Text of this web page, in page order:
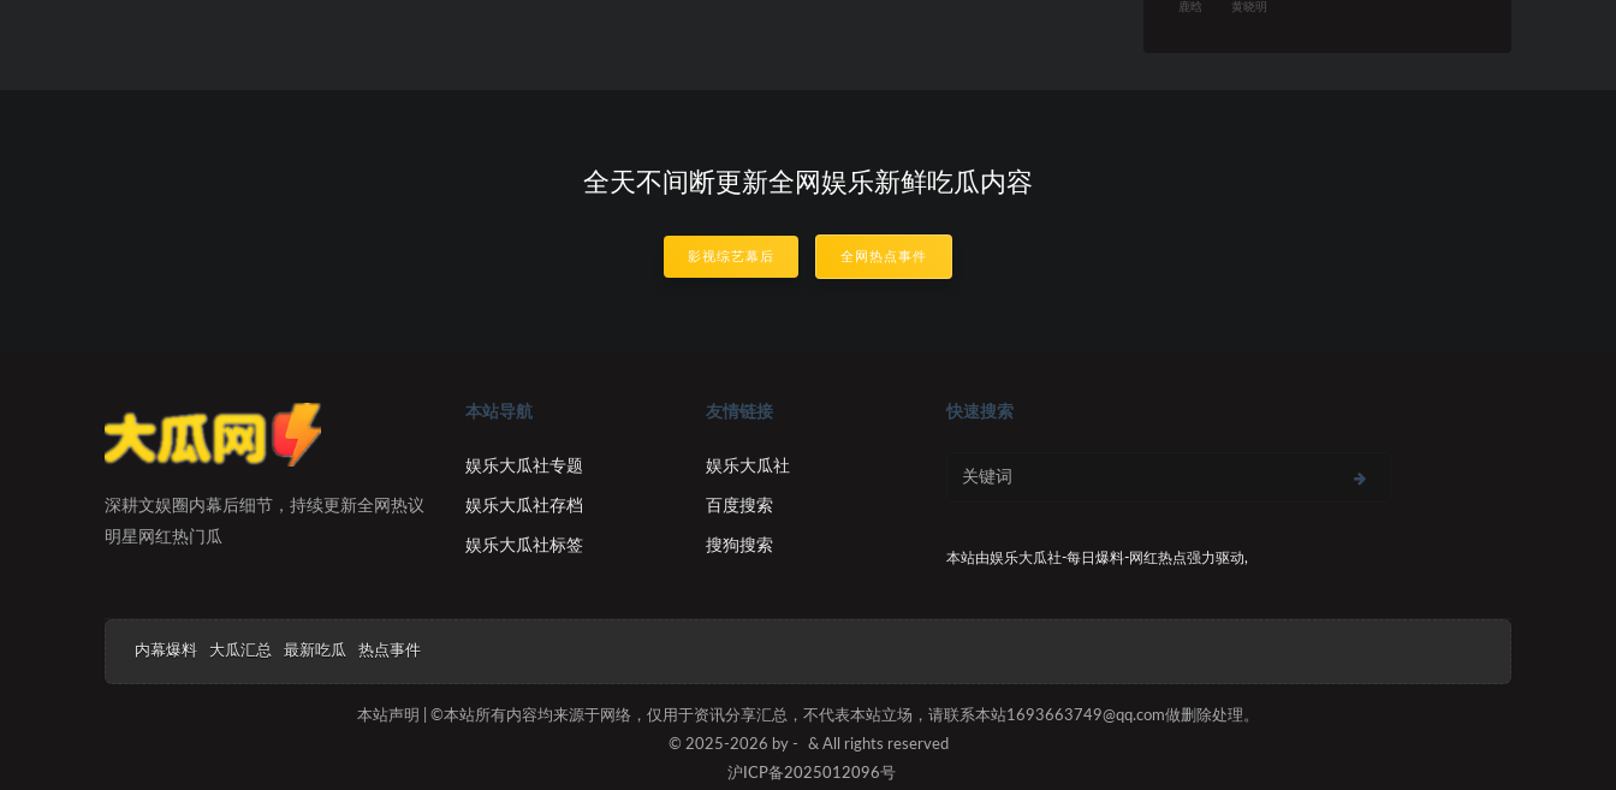
鹿晗 黄晓明
全天不间断更新全网娱乐新鲜吃瓜内容
影视综艺幕后 全网热点事件
深耕文娱圈内幕后细节，持续更新全网热议
明星网红热门瓜
本站导航
娱乐大瓜社专题
娱乐大瓜社存档
娱乐大瓜社标签
友情链接
娱乐大瓜社
百度搜索
搜狗搜索
快速搜索
本站由娱乐大瓜社-每日爆料-网红热点强力驱动,
内幕爆料 大瓜汇总 最新吃瓜 热点事件
本站声明 | ©本站所有内容均来源于网络，仅用于资讯分享汇总，不代表本站立场，请联系本站1693663749@qq.com做删除处理。
© 2025-2026 by -
& All rights reserved
沪ICP备2025012096号